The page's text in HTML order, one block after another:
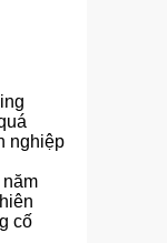
nghiệp
cố